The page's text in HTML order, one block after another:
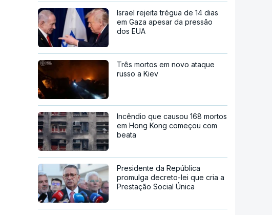
Israel rejeita trégua de 14 dias
em Gaza apesar da pressão
dos EUA
Três mortos em novo ataque
russo a Kiev
Incêndio que causou 168 mortos
em Hong Kong começou com
beata
Presidente da República
promulga decreto-lei que cria a
Prestação Social Única